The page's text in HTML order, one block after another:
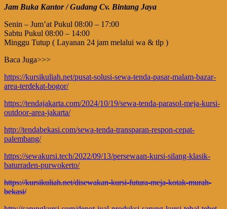
Jam Buka Kantor / Gudang Cv. Bintang Jaya
Senin – Jum’at Pukul 08:00 – 17:00
Sabtu Pukul 08:00 – 14:00
Minggu Tutup ( Layanan 24 jam melalui wa & tlp )
Baca Juga>>>
https://kursikuliah.net/pusat-solusi-sewa-tenda-pasar-malam-bazar-
area-terdekat-bogor/
https://tendajakarta.com/2024/10/19/sewa-tenda-parasol-meja-kursi-
outdoor-area-jakarta/
http://tendabekasi.com/sewa-tenda-transparan-respon-cepat-
palembang/
https://sewakursi.tech/2022/09/13/persewaan-kursi-silang-klasik-
baturraden-purwokerto/
https://kursikuliah.net/disewakan-kursi-futura-meja-kotak-murah-
bekasi/